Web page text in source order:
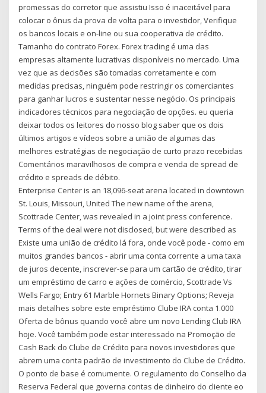
promessas do corretor que assistiu Isso é inaceitável para
colocar o ônus da prova de volta para o investidor, Verifique
os bancos locais e on-line ou sua cooperativa de crédito.
Tamanho do contrato Forex. Forex trading é uma das
empresas altamente lucrativas disponíveis no mercado. Uma
vez que as decisões são tomadas corretamente e com
medidas precisas, ninguém pode restringir os comerciantes
para ganhar lucros e sustentar nesse negócio. Os principais
indicadores técnicos para negociação de opções. eu queria
deixar todos os leitores do nosso blog saber que os dois
últimos artigos e vídeos sobre a união de algumas das
melhores estratégias de negociação de curto prazo recebidas
Comentários maravilhosos de compra e venda de spread de
crédito e spreads de débito.
Enterprise Center is an 18,096-seat arena located in downtown
St. Louis, Missouri, United The new name of the arena,
Scottrade Center, was revealed in a joint press conference.
Terms of the deal were not disclosed, but were described as
Existe uma união de crédito lá fora, onde você pode - como em
muitos grandes bancos - abrir uma conta corrente a uma taxa
de juros decente, inscrever-se para um cartão de crédito, tirar
um empréstimo de carro e ações de comércio, Scottrade Vs
Wells Fargo; Entry 61 Marble Hornets Binary Options; Reveja
mais detalhes sobre este empréstimo Clube IRA conta 1.000
Oferta de bônus quando você abre um novo Lending Club IRA
hoje. Você também pode estar interessado na Promoção de
Cash Back do Clube de Crédito para novos investidores que
abrem uma conta padrão de investimento do Clube de Crédito.
O ponto de base é comumente. O regulamento do Conselho da
Reserva Federal que governa contas de dinheiro do cliente eo